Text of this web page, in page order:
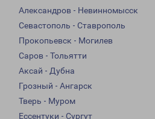
Александров - Невинномысск
Севастополь - Ставрополь
Прокопьевск - Могилев
Саров - Тольятти
Аксай - Дубна
Грозный - Ангарск
Тверь - Муром
Ессентуки - Сургут